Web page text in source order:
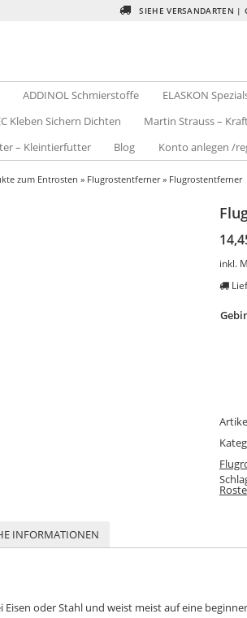
SIEHE VERSANDARTEN |
ADDINOL Schmierstoffe ELASKON
Kleben Sichern Dichten Martin Strauss –
– Kleintierfutter Blog Konto anlegen /
zum Entrosten » Flugrostentferner» Flugrostentferner
inkl.
INFORMATIONEN
Eisen oder Stahl und weist meist auf eine